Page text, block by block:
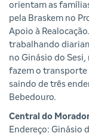
orientam as
pela Braskem no
Apoio à
trabalhando
no Ginásio do
fazem o transporte
saindo de três
Bebedouro.
Central do
Endereço: Ginásio